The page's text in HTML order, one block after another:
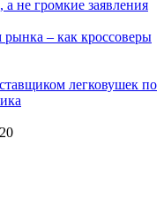
не громкие заявления
рынка – как кроссоверы
легковушек по